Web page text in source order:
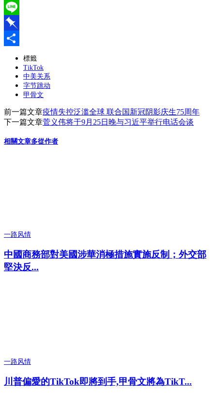
WeChat
Line
Pinboard
標籤
TikTok
中美关系
字节跳动
甲骨文
前一篇文章疫情失控泛滥全球 联合国新冠阴影庆生75周年
下一篇文章菅义伟将于9月25日晚与习近平举行电话会谈
相關文章多從作者
一路风情
中國商務部對美國涉華消極措施實施反制；外交部
堅決反...
一路风情
川普偏愛的TikTok即將到手,甲骨文將為TikT...